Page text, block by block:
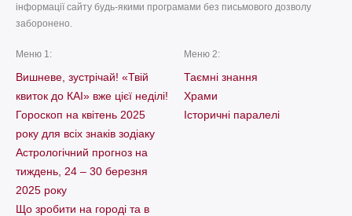
інформації сайту будь-якими програмами без письмового дозволу
заборонено.
Меню 1:
Вишневе, зустрічай! «Твій
квиток до КАІ» вже цієї неділі!
Гороскоп на квітень 2025
року для всіх знаків зодіаку
Астрологічний прогноз на
тиждень, 24 – 30 березня
2025 року
Що зробити на городі та в
Меню 2:
Таємні знання
Храми
Історичні паралелі